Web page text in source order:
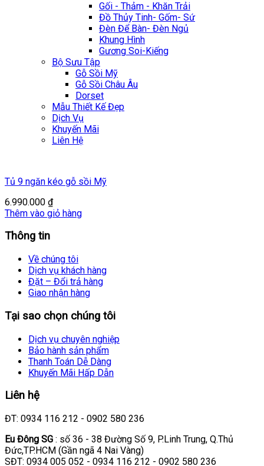
Gối - Thảm - Khăn Trải
Đồ Thủy Tinh- Gốm- Sứ
Đèn Để Bàn- Đèn Ngủ
Khung Hình
Gương Soi-Kiếng
Bộ Sưu Tập
Gỗ Sồi Mỹ
Gỗ Sồi Châu Âu
Dorset
Mẫu Thiết Kế Đẹp
Dịch Vụ
Khuyến Mãi
Liên Hệ
Tủ 9 ngăn kéo gỗ sồi Mỹ
6.990.000 ₫
Thêm vào giỏ hàng
Thông tin
Về chúng tôi
Dịch vụ khách hàng
Đặt – Đổi trả hàng
Giao nhận hàng
Tại sao chọn chúng tôi
Dịch vụ chuyên nghiệp
Bảo hành sản phẩm
Thanh Toán Dễ Dàng
Khuyến Mãi Hấp Dẫn
Liên hệ
ĐT: 0934 116 212 - 0902 580 236
Eu Đông SG : số 36 - 38 Đường Số 9, P.Linh Trung, Q.Thủ
Đức,TP.HCM (Gần ngã 4 Nai Vàng)
SĐT: 0934 005 052 - 0934 116 212 - 0902 580 236